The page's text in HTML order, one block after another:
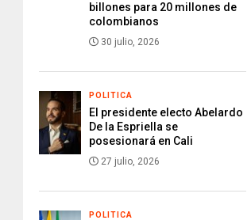
billones para 20 millones de
colombianos
30 julio, 2026
POLITICA
El presidente electo Abelardo
De la Espriella se
posesionará en Cali
27 julio, 2026
POLITICA